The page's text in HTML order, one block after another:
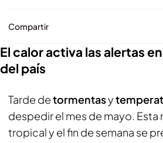
Compartir
El calor activa las alertas
del país
Tarde detormentasy
despedir el mes de mayo. Esta
tropical y el fin de semana se